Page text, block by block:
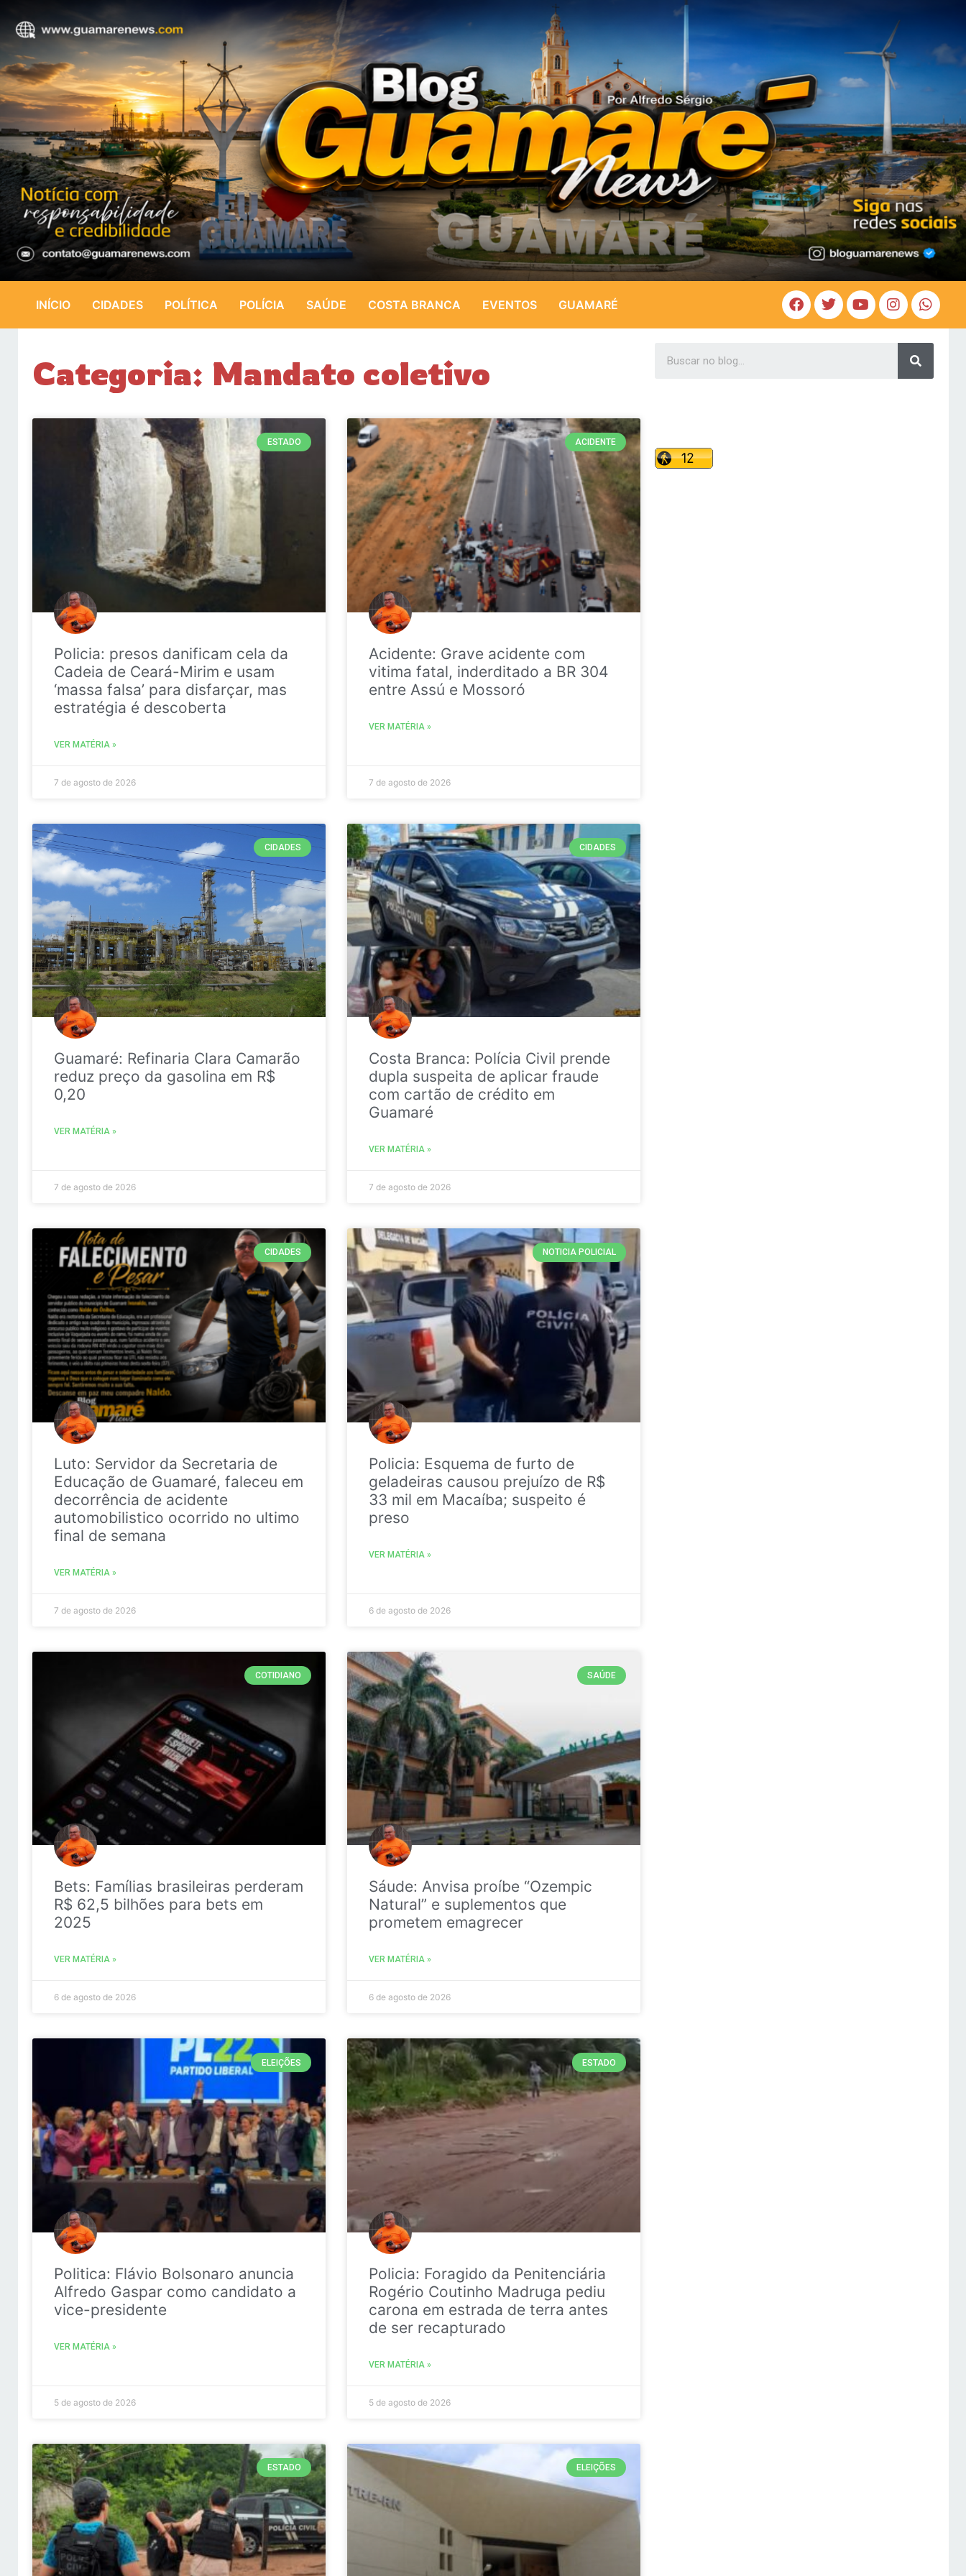
INÍCIO CIDADES POLÍTICA POLÍCIA SAÚDE COSTA BRANCA EVENTOS GUAMARÉ
Categoria: Mandato coletivo
ESTADO
Policia: presos danificam cela da
Cadeia de Ceará-Mirim e usam
‘massa falsa’ para disfarçar, mas
estratégia é descoberta
VER MATÉRIA »
7 de agosto de 2026
ACIDENTE
Acidente: Grave acidente com
vitima fatal, inderditado a BR 304
entre Assú e Mossoró
VER MATÉRIA »
7 de agosto de 2026
CIDADES
Guamaré: Refinaria Clara Camarão
reduz preço da gasolina em R$
0,20
VER MATÉRIA »
7 de agosto de 2026
CIDADES
Costa Branca: Polícia Civil prende
dupla suspeita de aplicar fraude
com cartão de crédito em
Guamaré
VER MATÉRIA »
7 de agosto de 2026
CIDADES
Luto: Servidor da Secretaria de
Educação de Guamaré, faleceu em
decorrência de acidente
automobilistico ocorrido no ultimo
final de semana
VER MATÉRIA »
7 de agosto de 2026
NOTICIA POLICIAL
Policia: Esquema de furto de
geladeiras causou prejuízo de R$
33 mil em Macaíba; suspeito é
preso
VER MATÉRIA »
6 de agosto de 2026
COTIDIANO
Bets: Famílias brasileiras perderam
R$ 62,5 bilhões para bets em
2025
VER MATÉRIA »
6 de agosto de 2026
SAÚDE
Sáude: Anvisa proíbe “Ozempic
Natural” e suplementos que
prometem emagrecer
VER MATÉRIA »
6 de agosto de 2026
ELEIÇÕES
Politica: Flávio Bolsonaro anuncia
Alfredo Gaspar como candidato a
vice-presidente
VER MATÉRIA »
5 de agosto de 2026
ESTADO
Policia: Foragido da Penitenciária
Rogério Coutinho Madruga pediu
carona em estrada de terra antes
de ser recapturado
VER MATÉRIA »
5 de agosto de 2026
ESTADO ELEIÇÕES